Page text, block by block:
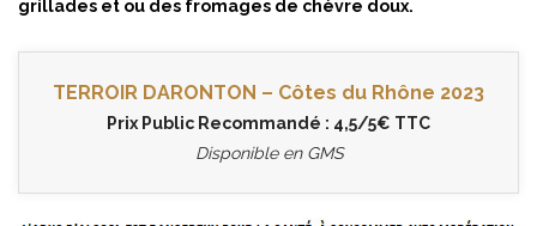
grillades et ou des fromages de chèvre doux.
TERROIR DARONTON – Côtes du Rhône 2023
Prix Public Recommandé : 4,5/5€ TTC
Disponible en GMS